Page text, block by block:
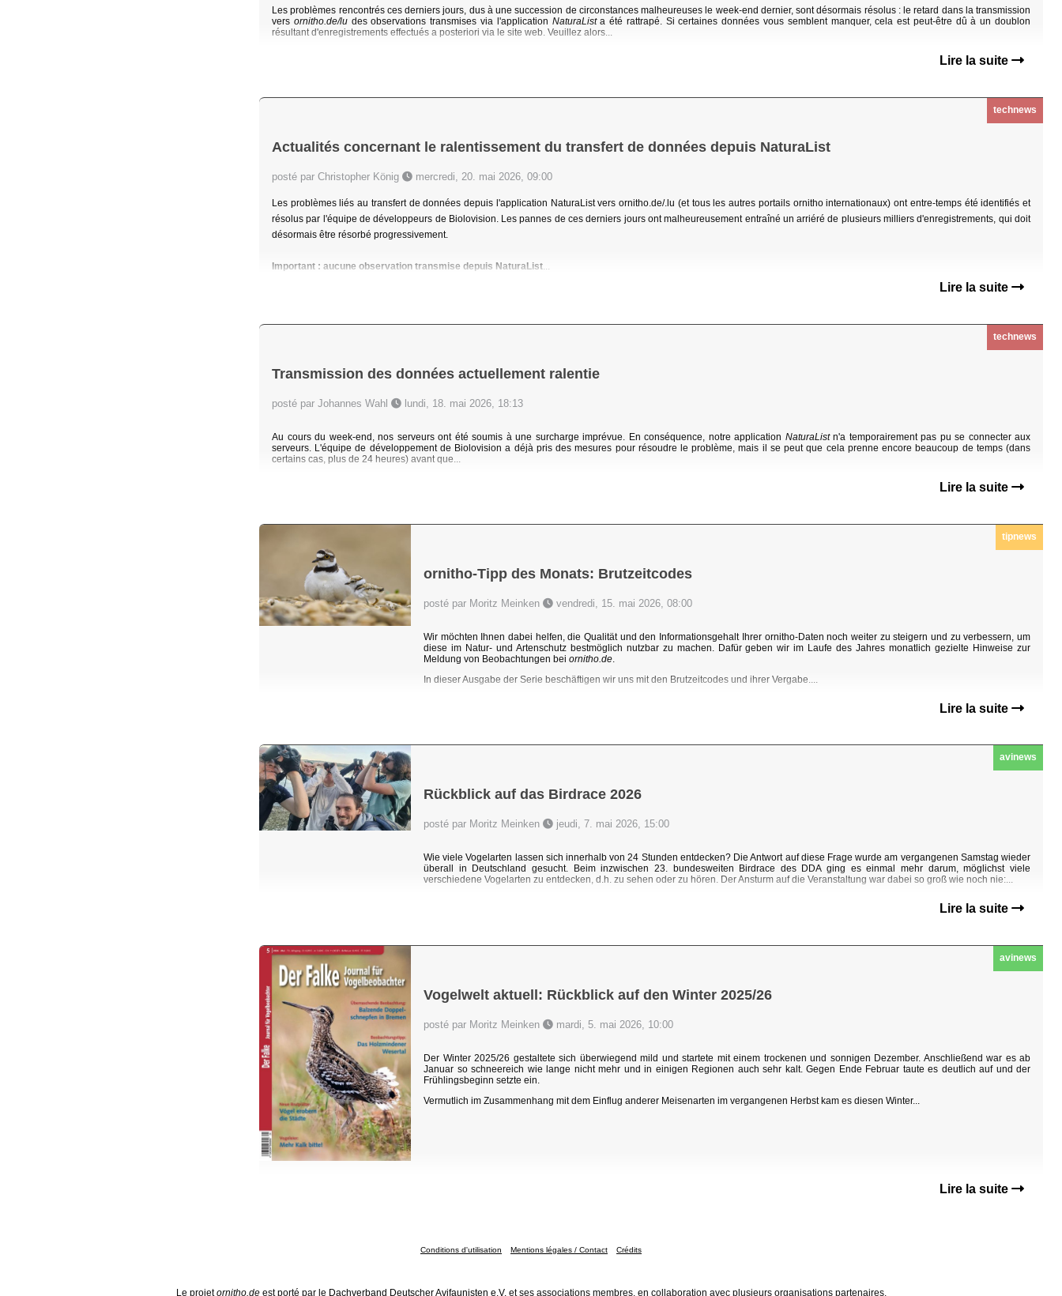
Les problèmes rencontrés ces derniers jours, dus à une succession de circonstances malheureuses le week-end dernier, sont désormais résolus : le retard dans la transmission
vers ornitho.de/lu des observations transmises via l'application NaturaLista été rattrapé. Si certaines données vous semblent manquer, cela est peut-être dû à un doublon
résultant d'enregistrements effectués a posteriori via le site web. Veuillez alors...
Lire la suite
technews
Actualités concernant le ralentissement du transfert de données depuis NaturaList
posté par Christopher König mercredi, 20. mai 2026, 09:00
Les problèmes liés au transfert de données depuis l'application NaturaList vers ornitho.de/.lu (et tous les autres portails ornitho internationaux) ont entre-temps été identifiés et
résolus par l'équipe de développeurs de Biolovision. Les pannes de ces derniers jours ont malheureusement entraîné un arriéré de plusieurs milliers d'enregistrements, qui doit
désormais être résorbé progressivement.
Important : aucune observation transmise depuis NaturaList...
Lire la suite
technews
Transmission des données actuellement ralentie
posté par Johannes Wahl lundi, 18. mai 2026, 18:13
Au cours du week-end, nos serveurs ont été soumis à une surcharge imprévue. En conséquence, notre application NaturaList n'a temporairement pas pu se connecter aux
serveurs. L'équipe de développement de Biolovision a déjà pris des mesures pour résoudre le problème, mais il se peut que cela prenne encore beaucoup de temps (dans
certains cas, plus de 24 heures) avant que...
Lire la suite
tipnews
ornitho-Tipp des Monats: Brutzeitcodes
posté par Moritz Meinken vendredi, 15. mai 2026, 08:00
Wir möchten Ihnen dabei helfen, die Qualität und den Informationsgehalt Ihrer ornitho-Daten noch weiter zu steigern und zu verbessern, um
diese im Natur- und Artenschutz bestmöglich nutzbar zu machen. Dafür geben wir im Laufe des Jahres monatlich gezielte Hinweise zur
Meldung von Beobachtungen bei ornitho.de.
In dieser Ausgabe der Serie beschäftigen wir uns mit den Brutzeitcodes und ihrer Vergabe....
Lire la suite
avinews
Rückblick auf das Birdrace 2026
posté par Moritz Meinken jeudi, 7. mai 2026, 15:00
Wie viele Vogelarten lassen sich innerhalb von 24 Stunden entdecken? Die Antwort auf diese Frage wurde am vergangenen Samstag wieder
überall in Deutschland gesucht. Beim inzwischen 23. bundesweiten Birdrace des DDA ging es einmal mehr darum, möglichst viele
verschiedene Vogelarten zu entdecken, d.h. zu sehen oder zu hören. Der Ansturm auf die Veranstaltung war dabei so groß wie noch nie:...
Lire la suite
avinews
Vogelwelt aktuell: Rückblick auf den Winter 2025/26
posté par Moritz Meinken mardi, 5. mai 2026, 10:00
Der Winter 2025/26 gestaltete sich überwiegend mild und startete mit einem trockenen und sonnigen Dezember. Anschließend war es ab
Januar so schneereich wie lange nicht mehr und in einigen Regionen auch sehr kalt. Gegen Ende Februar taute es deutlich auf und der
Frühlingsbeginn setzte ein.
Vermutlich im Zusammenhang mit dem Einflug anderer Meisenarten im vergangenen Herbst kam es diesen Winter...
Lire la suite
Conditions d'utilisation Mentions légales / Contact Crédits
Le projetornitho.deest porté par le Dachverband Deutscher Avifaunisten e.V.et ses associations membres, en collaboration avec plusieurs organisations partenaires.